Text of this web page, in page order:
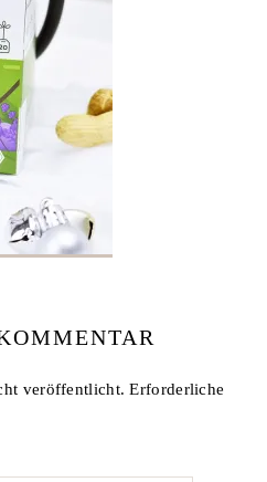
veröffentlicht. Erforderliche